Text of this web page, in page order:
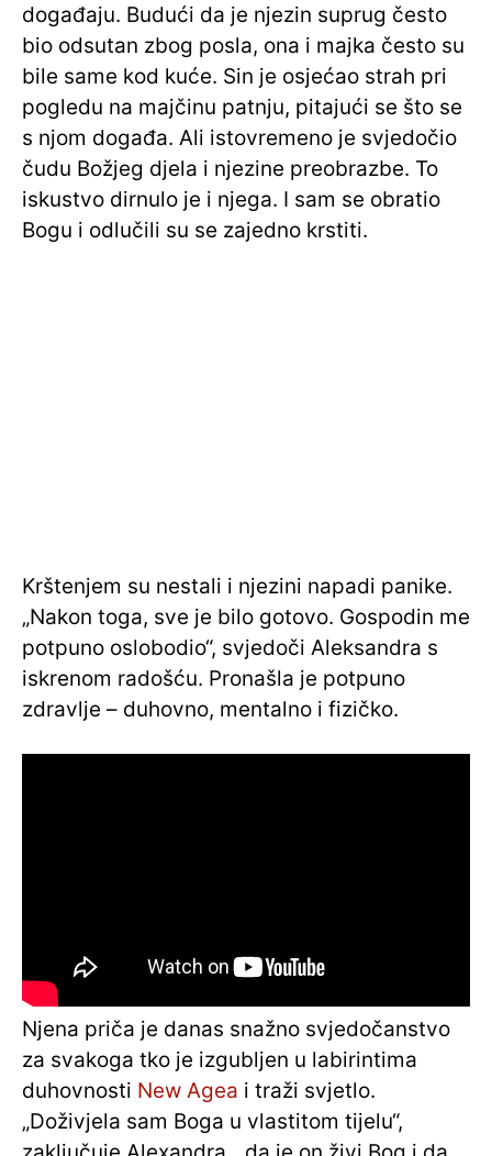
događaju. Budući da je njezin suprug često
bio odsutan zbog posla, ona i majka često su
bile same kod kuće. Sin je osjećao strah pri
pogledu na majčinu patnju, pitajući se što se
s njom događa. Ali istovremeno je svjedočio
čudu Božjeg djela i njezine preobrazbe. To
iskustvo dirnulo je i njega. I sam se obratio
Bogu i odlučili su se zajedno krstiti.
Krštenjem su nestali i njezini napadi panike.
„Nakon toga, sve je bilo gotovo. Gospodin me
potpuno oslobodio“, svjedoči Aleksandra s
iskrenom radošću. Pronašla je potpuno
zdravlje – duhovno, mentalno i fizičko.
Njena priča je danas snažno svjedočanstvo
za svakoga tko je izgubljen u labirintima
duhovnosti New Agea i traži svjetlo.
„Doživjela sam Boga u vlastitom tijelu“,